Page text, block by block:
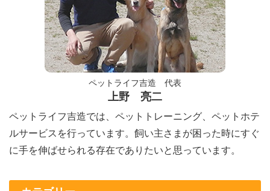
ペットライフ吉造 代表
上野 亮二
ペットライフ吉造では、ペットトレーニング、ペットホテ
ルサービスを行っています。飼い主さまが困った時にすぐ
に手を伸ばせられる存在でありたいと思っています。